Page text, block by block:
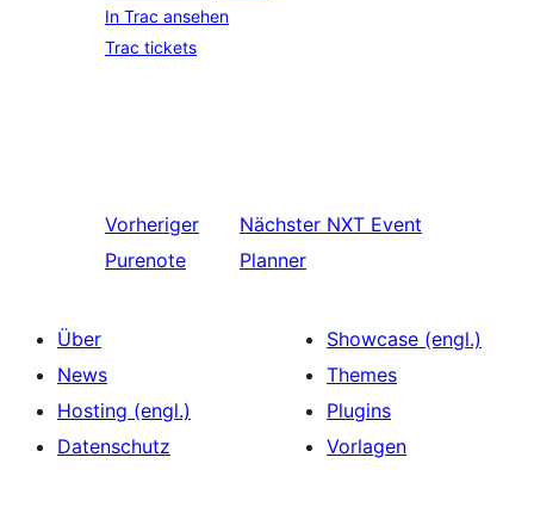
In Trac ansehen
Trac tickets
Vorheriger
Purenote
Nächster NXT Event
Planner
Über
News
Hosting (engl.)
Datenschutz
Showcase (engl.)
Themes
Plugins
Vorlagen